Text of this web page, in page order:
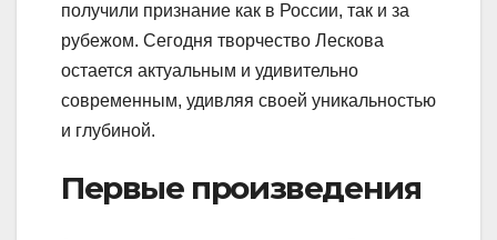
получили признание как в России, так и за
рубежом. Сегодня творчество Лескова
остается актуальным и удивительно
современным, удивляя своей уникальностью
и глубиной.
Первые произведения